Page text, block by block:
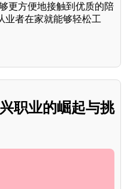
更方便地接触到优质的陪
业者在家就能够轻松工
职业的崛起与挑